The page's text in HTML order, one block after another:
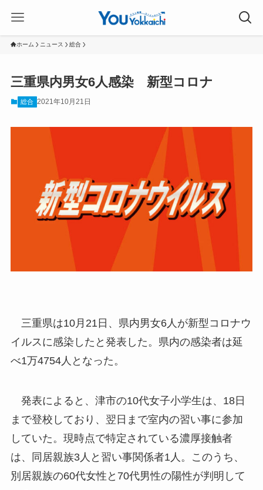
ホーム ニュース 総合
三重県内男女6人感染 新型コロナ
総合 2021年10月21日
三重県は10月21日、県内男女6人が新型コロナウ
イルスに感染したと発表した。県内の感染者は延
べ1万4754人となった。
発表によると、津市の10代女子小学生は、18日
まで登校しており、翌日まで室内の習い事に参加
していた。現時点で特定されている濃厚接触者
は、同居親族3人と習い事関係者1人。このうち、
別居親族の60代女性と70代男性の陽性が判明して